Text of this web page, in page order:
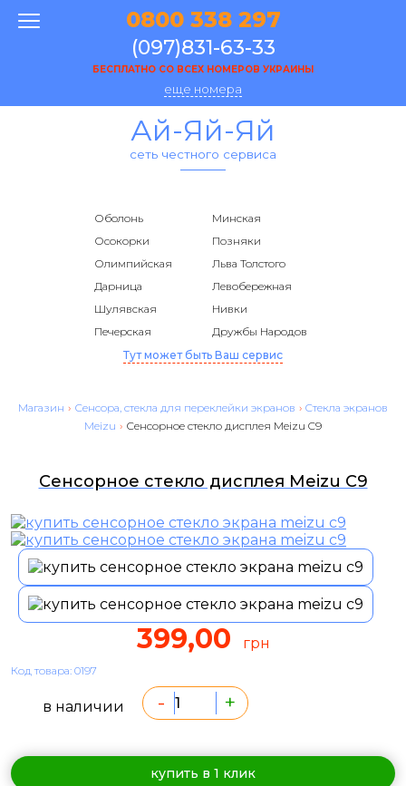
0800 338 297
(097)831-63-33
БЕСПЛАТНО СО ВСЕХ НОМЕРОВ УКРАИНЫ
еще номера
Ай-Яй-Яй
сеть честного сервиса
Оболонь
Минская
Осокорки
Позняки
Олимпийская
Льва Толстого
Дарница
Левобережная
Шулявская
Нивки
Печерская
Дружбы Народов
Тут может быть Ваш сервис
Магазин › Сенсора, стекла для переклейки экранов › Cтекла экранов
Meizu › Сенсорное стекло дисплея Meizu C9
Сенсорное стекло дисплея Meizu C9
399,00 грн
Код товара: 0197
в наличии - +
купить в 1 клик